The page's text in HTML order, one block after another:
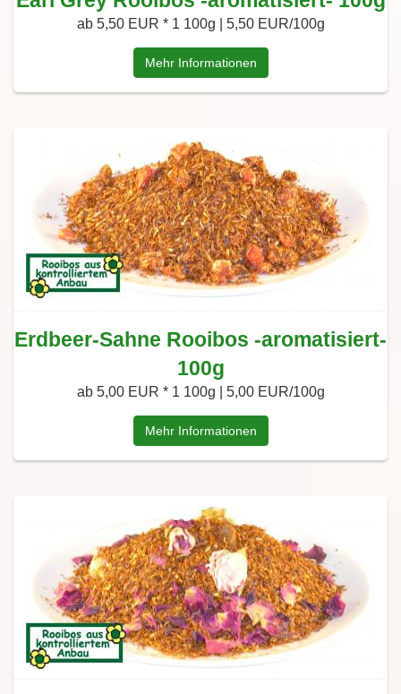
ab 5,50 EUR * 1 100g | 5,50 EUR/100g
Mehr Informationen
Erdbeer-Sahne Rooibos -aromatisiert-
100g
ab 5,00 EUR * 1 100g | 5,00 EUR/100g
Mehr Informationen